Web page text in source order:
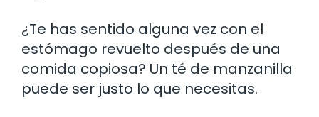
¿Te has sentido alguna vez con el
estómago revuelto después de una
comida copiosa? Un té de manzanilla
puede ser justo lo que necesitas.